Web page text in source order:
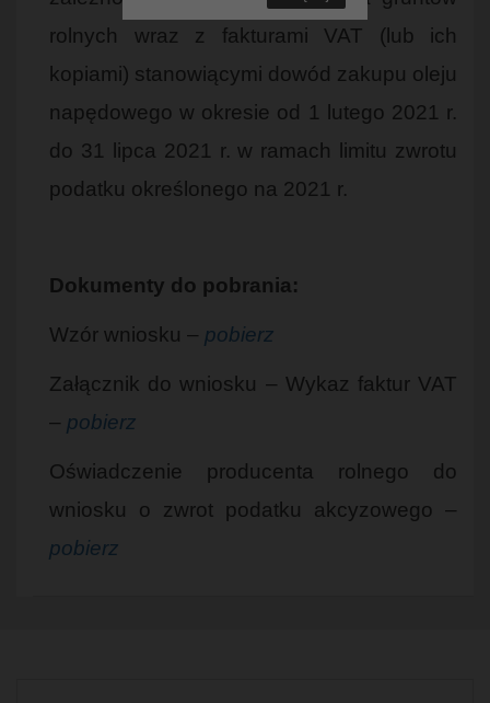
rolnych wraz z fakturami VAT (lub ich
kopiami) stanowiącymi dowód zakupu oleju
napędowego w okresie od 1 lutego 2021 r.
do 31 lipca 2021 r. w ramach limitu zwrotu
podatku określonego na 2021 r.
Dokumenty do pobrania:
Wzór wniosku – pobierz
Załącznik do wniosku – Wykaz faktur VAT
– pobierz
Oświadczenie producenta rolnego do
wniosku o zwrot podatku akcyzowego –
pobierz